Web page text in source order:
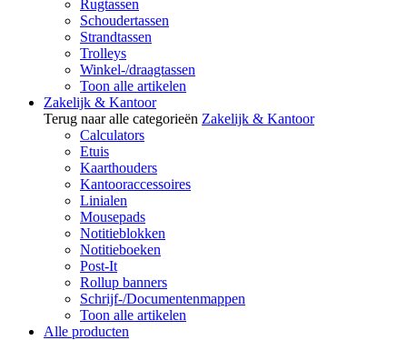
Rugtassen
Schoudertassen
Strandtassen
Trolleys
Winkel-/draagtassen
Toon alle artikelen
Zakelijk & Kantoor
Terug naar alle categorieën Zakelijk & Kantoor
Calculators
Etuis
Kaarthouders
Kantooraccessoires
Linialen
Mousepads
Notitieblokken
Notitieboeken
Post-It
Rollup banners
Schrijf-/Documentenmappen
Toon alle artikelen
Alle producten